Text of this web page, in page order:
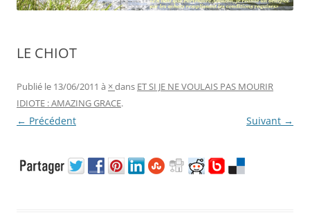
LE CHIOT
Publié le 13/06/2011 à ×dans ET SI JE NE VOULAIS PAS MOURIR
IDIOTE : AMAZING GRACE.
← Précédent Suivant →